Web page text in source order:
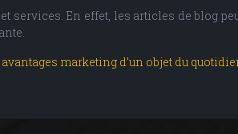
services. En effet, les articles de blog
marketing d’un objet du